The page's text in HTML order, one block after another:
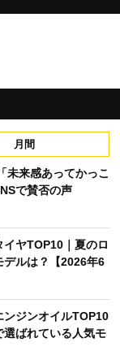
月間
未来感あってかっこ
で賛否の声
イヤTOP10｜夏のロ
デルは？【2026年6
ンジンオイルTOP10
選ばれている人気モ